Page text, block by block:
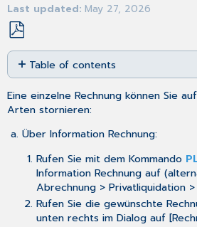
Last updated May 27, 2026
Save
as
PDF
Table of contents
No
headers
Eine einzelne Rechnung können Sie
Arten stornieren:
Über Information Rechnung:
Rufen Sie mit dem Kommando
Information Rechnungauf
Abrechnung > Privatliquidation
Rufen Sie die gewünschte
unten rechts im Dialog auf